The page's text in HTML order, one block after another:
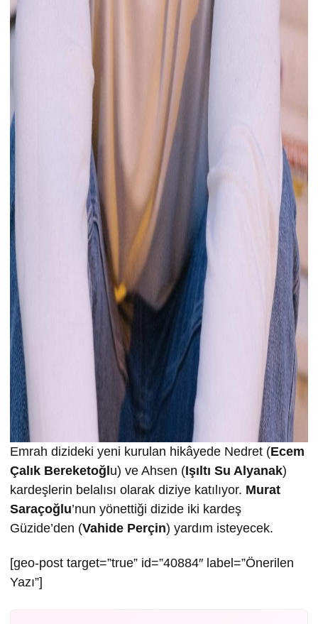
Emrah dizideki yeni kurulan hikâyede Nedret (Ecem
Çalık Bereketoğlu) ve Ahsen (Işıltı Su Alyanak)
kardeşlerin belalısı olarak diziye katılıyor. Murat
Saraçoğlu’nun yönettiği dizide iki kardeş
Güzide’den (Vahide Perçin) yardım isteyecek.
[geo-post target=”true” id=”40884″ label=”Önerilen
Yazı”]